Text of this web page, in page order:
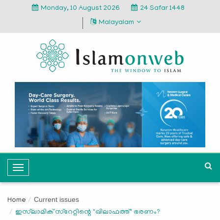
Monday, 10 August 2026
24 Safar 1448
Malayalam
T
o
g
l
Home Current issues
ഇസ്‌ലാമിക് സ്റേറ്റിന്റെ "ഖിലാഫത്ത്" ഭരണം?